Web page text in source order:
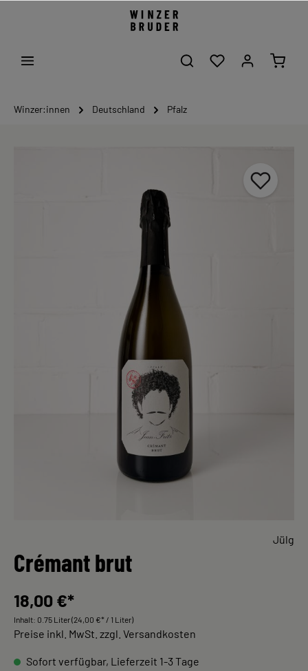
Winzer:innen Deutschland Pfalz
Jülg
Crémant brut
18,00 €*
Inhalt: 0.75 Liter(24,00 €* / 1 Liter)
Preise inkl. MwSt. zzgl. Versandkosten
Sofort verfügbar, Lieferzeit 1-3 Tage